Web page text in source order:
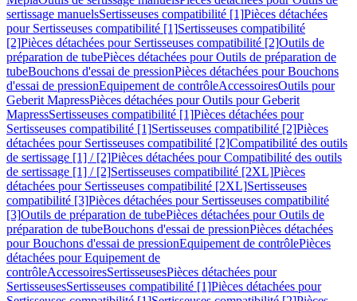
sertissage manuelsSertisseuses compatibilité [1]Pièces détachées
pour Sertisseuses compatibilité [1]Sertisseuses compatibilité
[2]Pièces détachées pour Sertisseuses compatibilité [2]Outils de
préparation de tubePièces détachées pour Outils de préparation de
tubeBouchons d'essai de pressionPièces détachées pour Bouchons
d'essai de pressionEquipement de contrôleAccessoiresOutils pour
Geberit MapressPièces détachées pour Outils pour Geberit
MapressSertisseuses compatibilité [1]Pièces détachées pour
Sertisseuses compatibilité [1]Sertisseuses compatibilité [2]Pièces
détachées pour Sertisseuses compatibilité [2]Compatibilité des outils
de sertissage [1] / [2]Pièces détachées pour Compatibilité des outils
de sertissage [1] / [2]Sertisseuses compatibilité [2XL]Pièces
détachées pour Sertisseuses compatibilité [2XL]Sertisseuses
compatibilité [3]Pièces détachées pour Sertisseuses compatibilité
[3]Outils de préparation de tubePièces détachées pour Outils de
préparation de tubeBouchons d'essai de pressionPièces détachées
pour Bouchons d'essai de pressionEquipement de contrôlePièces
détachées pour Equipement de
contrôleAccessoiresSertisseusesPièces détachées pour
SertisseusesSertisseuses compatibilité [1]Pièces détachées pour